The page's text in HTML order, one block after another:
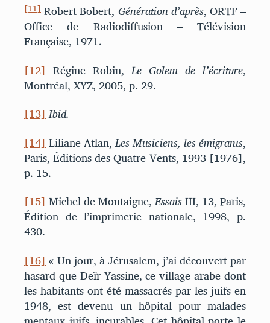
[11] Robert Bobert, Génération d’après, ORTF –
Office de Radiodiffusion – Télévision
Française, 1971.
[12] Régine Robin,Le Golem de l’écriture,
Montréal, XYZ, 2005, p. 29.
[13]Ibid.
[14]Liliane Atlan,Les Musiciens, les émigrants,
Paris, Éditions des Quatre-Vents, 1993 [1976],
p. 15.
[15]Michel de Montaigne,EssaisIII, 13, Paris,
Édition de l’imprimerie nationale, 1998, p.
430.
[16]« Un jour, à Jérusalem, j’ai découvert par
hasard que Deïr Yassine, ce village arabe dont
les habitants ont été massacrés par les juifs en
1948, est devenu un hôpital pour malades